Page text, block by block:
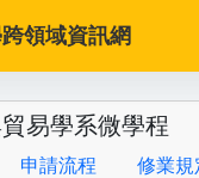
領域資訊網
易學系微學程
申請流程 修業規